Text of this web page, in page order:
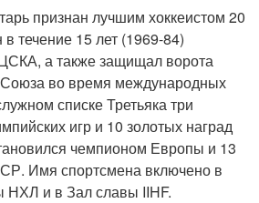
признан лучшим хоккеистом 20
течение 15 лет (1969-84)
а также защищал ворота
Союза во время международных
списке Третьяка три
игр и 10 золотых наград
чемпионом Европы и 13
Имя спортсмена включено в
НХЛ и в Зал славы IIHF.